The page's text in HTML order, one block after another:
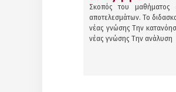
Σκοπός του μαθήματος
αποτελεσμάτων. Το
νέας γνώσης Την
νέας γνώσης Την ανάλυση